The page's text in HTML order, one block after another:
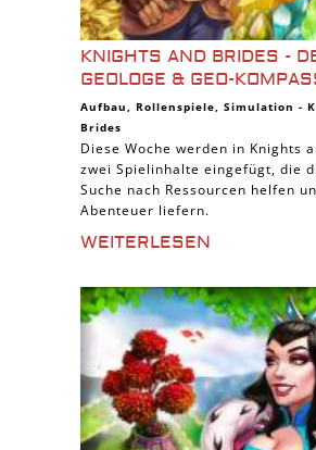
KNIGHTS AND BRIDES -
GEOLOGE & GEO-
Aufbau, Rollenspiele, Simulation -
Brides
Diese Woche werden in Knights
zwei Spielinhalte eingefügt, die
Suche nach Ressourcen helfen
Abenteuer liefern.
WEITERLESEN